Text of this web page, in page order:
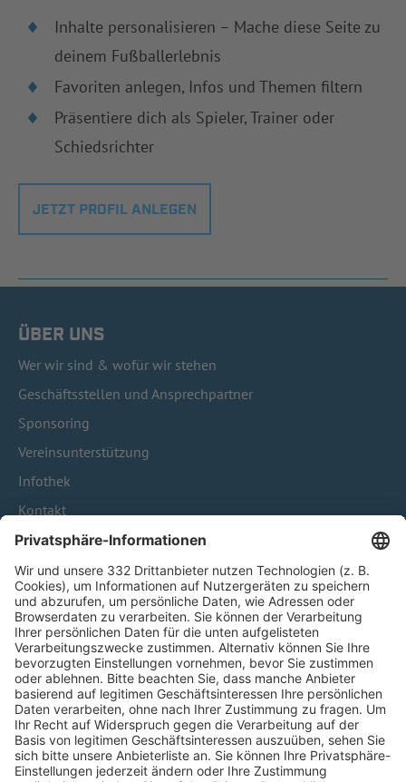
Inhalte personalisieren – Mache diese Seite zu
deinem Fußballerlebnis
Favoriten anlegen, Infos und Themen filtern
Präsentiere dich als Spieler, Trainer oder
Schiedsrichter
JETZT PROFIL ANLEGEN
ÜBER UNS
Wer wir sind & wofür wir stehen
Geschäftsstellen und Ansprechpartner
Sponsoring
Vereinsunterstützung
Infothek
Kontakt
HÄUFIG BESUCHTE SEITEN
Pässe und Vereinswechsel
Trainerausbildung
Schulungsangebot Vereinsmitarbeiter
BFV-Geschäftsstellen
Trainerbörse
Login SpielPlus